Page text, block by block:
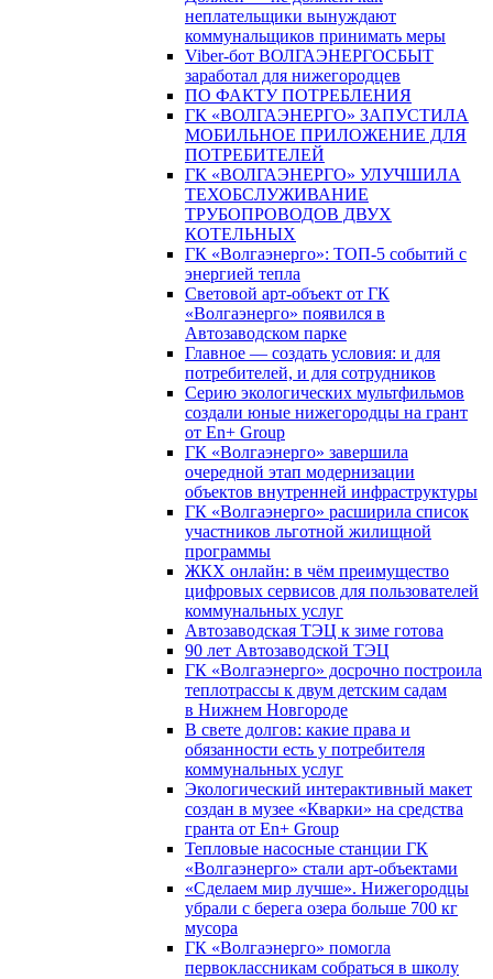
неплательщики вынуждают
коммунальщиков принимать меры
Viber-бот ВОЛГАЭНЕРГОСБЫТ
заработал для нижегородцев
ПО ФАКТУ ПОТРЕБЛЕНИЯ
ГК «ВОЛГАЭНЕРГО» ЗАПУСТИЛА
МОБИЛЬНОЕ ПРИЛОЖЕНИЕ ДЛЯ
ПОТРЕБИТЕЛЕЙ
ГК «ВОЛГАЭНЕРГО» УЛУЧШИЛА
ТЕХОБСЛУЖИВАНИЕ
ТРУБОПРОВОДОВ ДВУХ
КОТЕЛЬНЫХ
ГК «Волгаэнерго»: ТОП-5 событий с
энергией тепла
Световой арт-объект от ГК
«Волгаэнерго» появился в
Автозаводском парке
Главное — создать условия: и для
потребителей, и для сотрудников
Серию экологических мультфильмов
создали юные нижегородцы на грант
от En+ Group
ГК «Волгаэнерго» завершила
очередной этап модернизации
объектов внутренней инфраструктуры
ГК «Волгаэнерго» расширила список
участников льготной жилищной
программы
ЖКХ онлайн: в чём преимущество
цифровых сервисов для пользователей
коммунальных услуг
Автозаводская ТЭЦ к зиме готова
90 лет Автозаводской ТЭЦ
ГК «Волгаэнерго» досрочно построила
теплотрассы к двум детским садам
в Нижнем Новгороде
В свете долгов: какие права и
обязанности есть у потребителя
коммунальных услуг
Экологический интерактивный макет
создан в музее «Кварки» на средства
гранта от En+ Group
Тепловые насосные станции ГК
«Волгаэнерго» стали арт-объектами
«Сделаем мир лучше». Нижегородцы
убрали с берега озера больше 700 кг
мусора
ГК «Волгаэнерго» помогла
первоклассникам собраться в школу